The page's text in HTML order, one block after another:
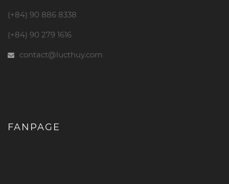
(+84) 90 886 8338
(+84) 90 279 1616
contact@lucthuy.com
FANPAGE